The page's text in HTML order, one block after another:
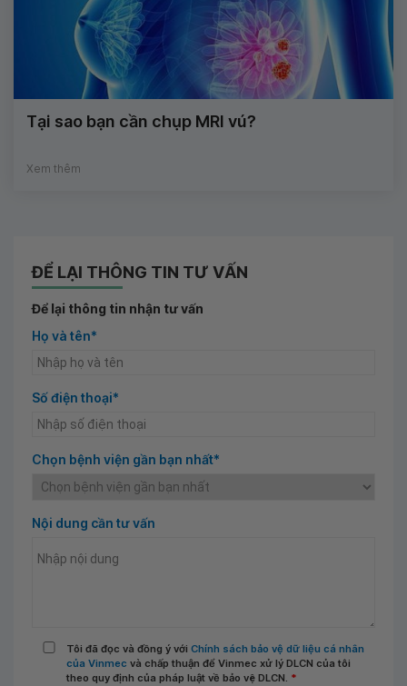
Tại sao bạn cần chụp MRI vú?
Xem thêm
ĐỂ LẠI THÔNG TIN TƯ VẤN
Để lại thông tin nhận tư vấn
Họ và tên*
Số điện thoại*
Chọn bệnh viện gần bạn nhất*
Nội dung cần tư vấn
Tôi đã đọc và đồng ý với Chính sách bảo vệ dữ liệu cá nhân
của Vinmec và chấp thuận để Vinmec xử lý DLCN của tôi
theo quy định của pháp luật về bảo vệ DLCN. *